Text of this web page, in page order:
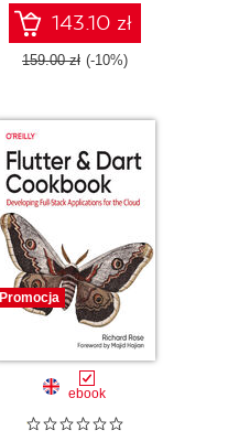
BaseOps, FinOps,
and DevSecOps -
Second Edition
143.10 zł
159.00 zł (-10%)
Promocja
ebook